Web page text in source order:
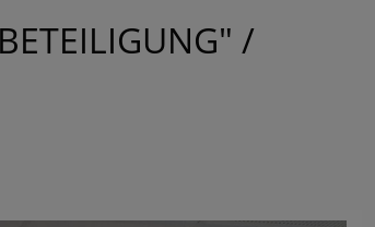
/